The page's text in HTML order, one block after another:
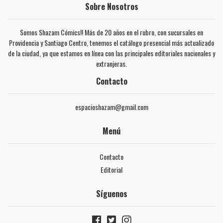
Sobre Nosotros
Somos Shazam Cómics!! Más de 20 años en el rubro, con sucursales en
Providencia y Santiago Centro, tenemos el catálogo presencial más actualizado
de la ciudad, ya que estamos en línea con las principales editoriales nacionales y
extranjeras.
Contacto
espacioshazam@gmail.com
Menú
Contacto
Editorial
Síguenos